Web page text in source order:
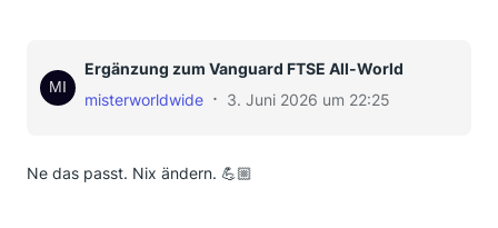
Ergänzung zum Vanguard FTSE All-World
misterworldwide
3. Juni 2026 um 22:25
Ne das passt. Nix ändern. 💪🏼